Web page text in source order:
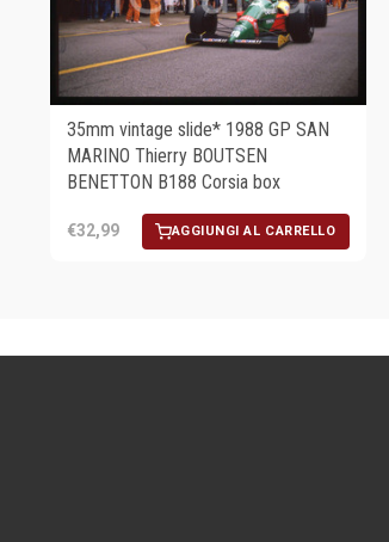
35mm vintage slide* 1988 GP SAN
MARINO Thierry BOUTSEN
BENETTON B188 Corsia box
€32,99 AGGIUNGI AL CARRELLO